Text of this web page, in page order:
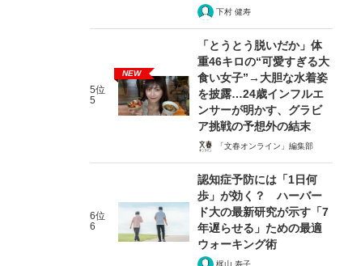
下村 健寿
5位
5
NEW
「とうとう脱いだか」体
重46キロの“可愛すぎる大
食い女子”→大胆な水着姿
を披露…24歳インフルエ
ンサーが明かす、グラビ
ア挑戦の予想外の結末
「文春オンライン」編集部
6位
6
認知症予防には「1日何
歩」が効く？ ハーバー
ド大の最新研究が示す「7
年遅らせる」ための最適
ウォーキング術
梶山 寿子